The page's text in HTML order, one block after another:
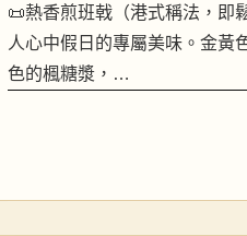
📜熱香煎班戟（港式稱法，即
人心中假日的專屬美味。金黃
色的楓糖漿，…